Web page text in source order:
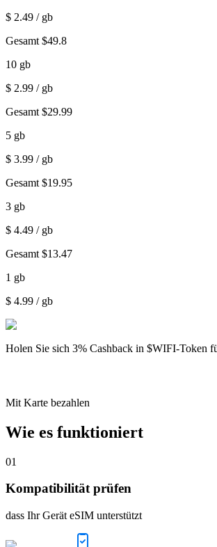
$ 2.49 / gb
Gesamt $49.8
10 gb
$ 2.99 / gb
Gesamt $29.99
5 gb
$ 3.99 / gb
Gesamt $19.95
3 gb
$ 4.49 / gb
Gesamt $13.47
1 gb
$ 4.99 / gb
Holen Sie sich 3% Cashback in $WIFI-Token
Mit Karte bezahlen
Wie es funktioniert
01
Kompatibilität prüfen
dass Ihr Gerät eSIM unterstützt